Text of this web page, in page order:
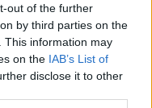
out of the further
by third parties on the
This information may
on the IAB’s List of
disclose it to other